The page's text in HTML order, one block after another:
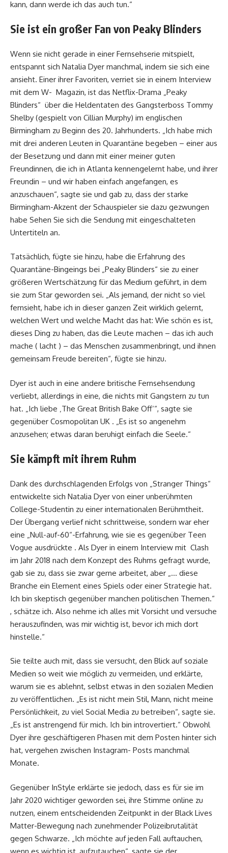
kann, dann werde ich das auch tun.“
Sie ist ein großer Fan von Peaky Blinders
Wenn sie nicht gerade in einer Fernsehserie mitspielt,
entspannt sich Natalia Dyer manchmal, indem sie sich eine
ansieht. Einer ihrer Favoriten, verriet sie in einem Interview
mit dem W- Magazin, ist das Netflix-Drama „Peaky
Blinders“ über die Heldentaten des Gangsterboss Tommy
Shelby (gespielt von Cillian Murphy) im englischen
Birmingham zu Beginn des 20. Jahrhunderts. „Ich habe mich
mit drei anderen Leuten in Quarantäne begeben – einer aus
der Besetzung und dann mit einer meiner guten
Freundinnen, die ich in Atlanta kennengelernt habe, und ihrer
Freundin – und wir haben einfach angefangen, es
anzuschauen“, sagte sie und gab zu, dass der starke
Birmingham-Akzent der Schauspieler sie dazu gezwungen
habe Sehen Sie sich die Sendung mit eingeschalteten
Untertiteln an.
Tatsächlich, fügte sie hinzu, habe die Erfahrung des
Quarantäne-Bingeings bei „Peaky Blinders“ sie zu einer
größeren Wertschätzung für das Medium geführt, in dem
sie zum Star geworden sei. „Als jemand, der nicht so viel
fernsieht, habe ich in dieser ganzen Zeit wirklich gelernt,
welchen Wert und welche Macht das hat: Wie schön es ist,
dieses Ding zu haben, das die Leute machen – das ich auch
mache ( lacht ) – das Menschen zusammenbringt, und ihnen
gemeinsam Freude bereiten“, fügte sie hinzu.
Dyer ist auch in eine andere britische Fernsehsendung
verliebt, allerdings in eine, die nichts mit Gangstern zu tun
hat. „Ich liebe ‚The Great British Bake Off‘“, sagte sie
gegenüber Cosmopolitan UK . „Es ist so angenehm
anzusehen; etwas daran beruhigt einfach die Seele.“
Sie kämpft mit ihrem Ruhm
Dank des durchschlagenden Erfolgs von „Stranger Things“
entwickelte sich Natalia Dyer von einer unberühmten
College-Studentin zu einer internationalen Berühmtheit.
Der Übergang verlief nicht schrittweise, sondern war eher
eine „Null-auf-60“-Erfahrung, wie sie es gegenüber Teen
Vogue ausdrückte . Als Dyer in einem Interview mit Clash
im Jahr 2018 nach dem Konzept des Ruhms gefragt wurde,
gab sie zu, dass sie zwar gerne arbeitet, aber „… diese
Branche ein Element eines Spiels oder einer Strategie hat.
Ich bin skeptisch gegenüber manchen politischen Themen.“
, schätze ich. Also nehme ich alles mit Vorsicht und versuche
herauszufinden, was mir wichtig ist, bevor ich mich dort
hinstelle.“
Sie teilte auch mit, dass sie versucht, den Blick auf soziale
Medien so weit wie möglich zu vermeiden, und erklärte,
warum sie es ablehnt, selbst etwas in den sozialen Medien
zu veröffentlichen. „Es ist nicht mein Stil, Mann, nicht meine
Persönlichkeit, zu viel Social Media zu betreiben“, sagte sie.
„Es ist anstrengend für mich. Ich bin introvertiert.“ Obwohl
Dyer ihre geschäftigeren Phasen mit dem Posten hinter sich
hat, vergehen zwischen Instagram- Posts manchmal
Monate.
Gegenüber InStyle erklärte sie jedoch, dass es für sie im
Jahr 2020 wichtiger geworden sei, ihre Stimme online zu
nutzen, einem entscheidenden Zeitpunkt in der Black Lives
Matter-Bewegung nach zunehmender Polizeibrutalität
gegen Schwarze. „Ich möchte auf jeden Fall auftauchen,
wenn es wichtig ist, aufzutauchen“, sagte sie der